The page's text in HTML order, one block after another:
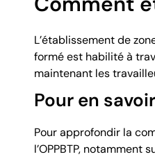
L’établissement de
formé est habilité à
maintenant les
Pour en
Pour approfondir la
l’OPPBTP, notamment